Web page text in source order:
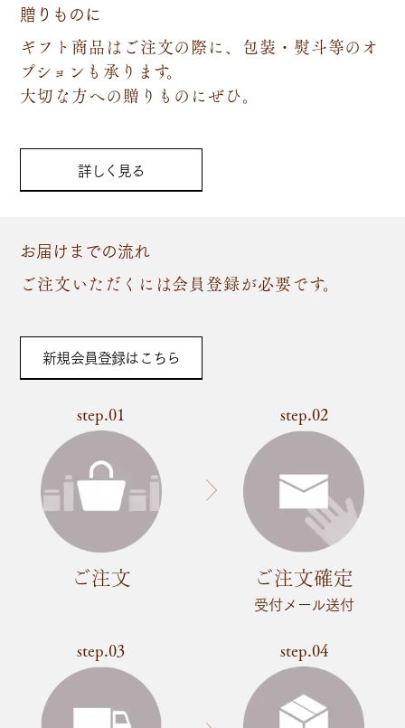
贈りものに
ギフト商品はご注文の際に、包装・熨斗等のオ
プションも承ります。
大切な方への贈りものにぜひ。
詳しく見る
お届けまでの流れ
ご注文いただくには会員登録が必要です。
新規会員登録はこちら
step.01
ご注文
step.02
ご注文確定
受付メール送付
step.03 step.04